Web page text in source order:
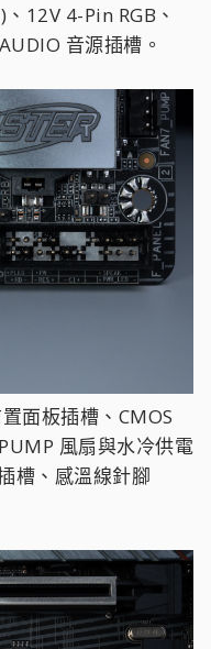
12V 4-Pin RGB、
音源插槽。
面板插槽、CMOS
風扇與水冷供電
槽、感溫線針腳